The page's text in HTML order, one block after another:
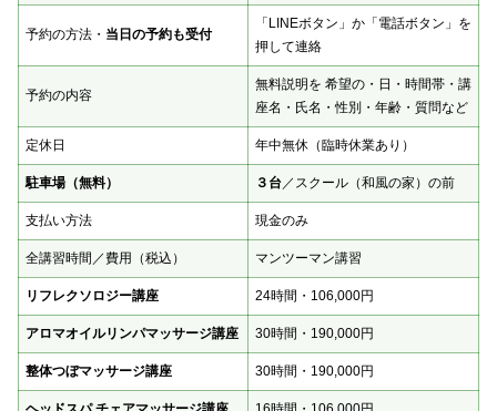
予約の方法・ 当日の予約も受付
「LINEボタン」か「電話ボタン」を
押して連絡
予約の内容
無料説明を 希望の・日・時間帯・講
座名・氏名・性別・年齢・質問など
定休日 年中無休（臨時休業あり）
駐車場（無料） ３台／スクール（和風の家）の前
支払い方法 現金のみ
全講習時間／費用（税込） マンツーマン講習
リフレクソロジー講座 24時間・106,000円
アロマオイルリンパマッサージ講座 30時間・190,000円
整体つぼマッサージ講座 30時間・190,000円